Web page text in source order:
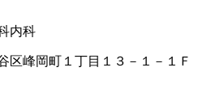
内科
区峰岡町１丁目１３－１－１Ｆ